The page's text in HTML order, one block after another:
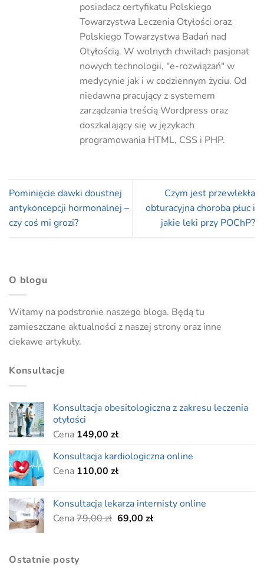
O blogu
Witamy na podstronie naszego bloga. Będą tu
zamieszczane aktualności z naszej strony oraz inne
ciekawe artykuły.
Konsultacje
Konsultacja obesitologiczna z zakresu leczenia
otyłości
Cena 149,00 zł
Konsultacja kardiologiczna online
Cena 110,00 zł
Konsultacja lekarza internisty online
Cena79,00zł Pierwotna
69,00 złAktualna
Ostatnie posty
posiadacz certyfikatu Polskiego
Towarzystwa Leczenia Otyłości oraz
Polskiego Towarzystwa Badań nad
Otyłością. W wolnych chwilach pasjonat
nowych technologii, "e-rozwiązań" w
medycynie jak i w codziennym życiu. Od
niedawna pracujący z systemem
zarządzania treścią Wordpress oraz
doszkalający się w językach
programowania HTML, CSS i PHP.
Pominięcie dawki doustnej
antykoncepcji hormonalnej –
czy coś mi grozi?
Czym jest przewlekła
obturacyjna choroba płuc i
jakie leki przy POChP?